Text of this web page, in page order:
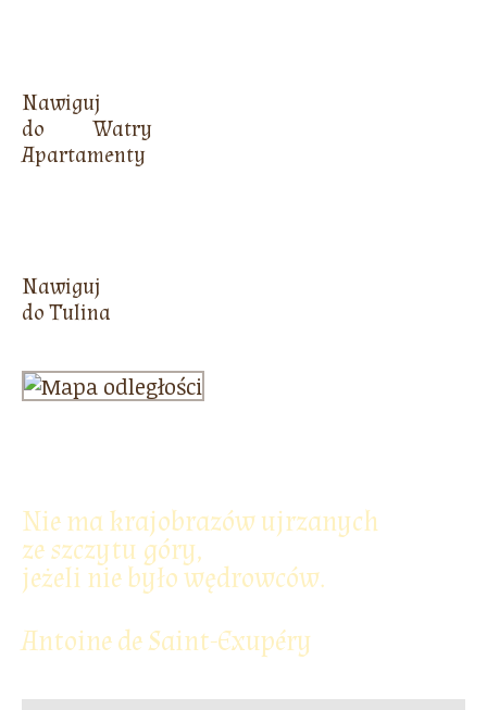
Nawiguj
do Watry
Apartamenty
Nawiguj
do Tulina
Nie ma krajobrazów ujrzanych
ze szczytu góry,
jeżeli nie było wędrowców.
Antoine de Saint-Exupéry